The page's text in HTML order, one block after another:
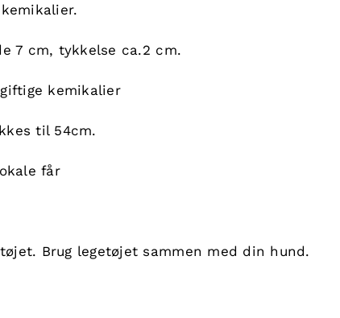
7 cm, tykkelse ca.2 cm.
kemikalier
til 54cm.
får
Brug legetøjet sammen med din hund.